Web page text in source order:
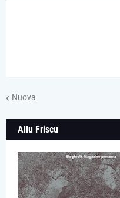
Nuova
Allu Friscu